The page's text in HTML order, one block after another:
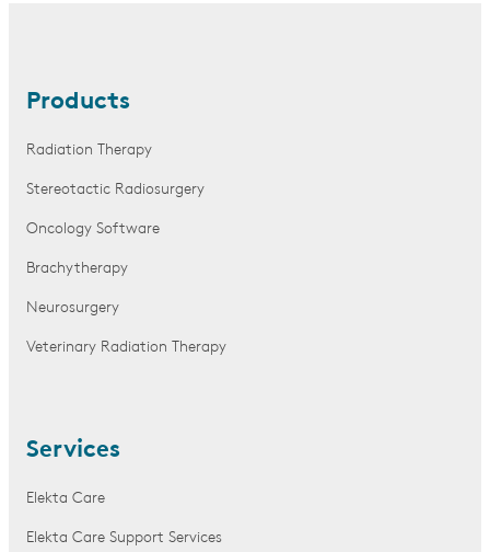
Products
Radiation Therapy
Stereotactic Radiosurgery
Oncology Software
Brachytherapy
Neurosurgery
Veterinary Radiation Therapy
Services
Elekta Care
Elekta Care Support Services